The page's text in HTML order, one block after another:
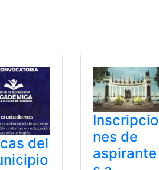
del
Inscripcio
nes de
aspirante